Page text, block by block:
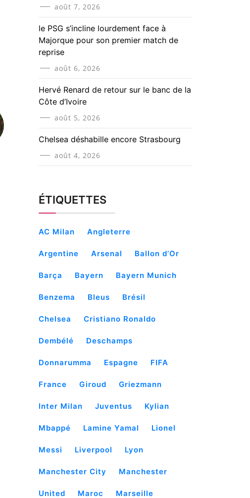
août 7, 2026
le PSG s’incline lourdement face à
Majorque pour son premier match de
reprise
août 6, 2026
Hervé Renard de retour sur le banc de la
Côte d’Ivoire
août 5, 2026
Chelsea déshabille encore Strasbourg
août 4, 2026
ÉTIQUETTES
AC Milan Angleterre
Argentine Arsenal Ballon d’Or
Barça Bayern Bayern Munich
Benzema Bleus Brésil
Chelsea Cristiano Ronaldo
Dembélé Deschamps
Donnarumma Espagne FIFA
France Giroud Griezmann
Inter Milan Juventus Kylian
Mbappé Lamine Yamal Lionel
Messi Liverpool Lyon
Manchester City Manchester
United Maroc Marseille